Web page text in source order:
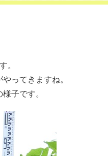
。
ってきますね。
子です。